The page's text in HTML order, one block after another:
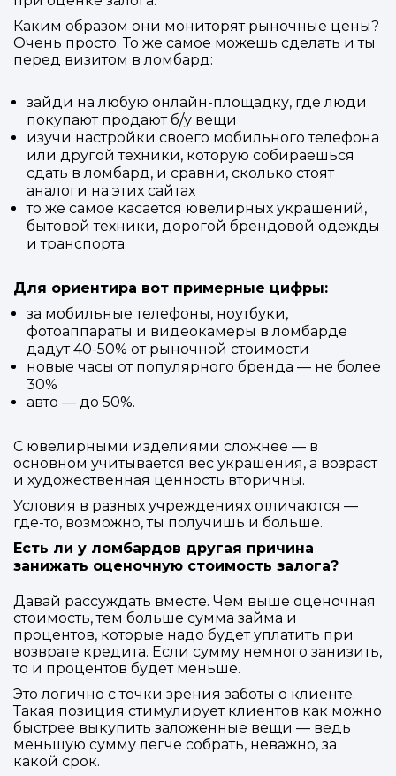
Каким образом они мониторят рыночные цены?
Очень просто. То же самое можешь сделать и ты
перед визитом в ломбард:
зайди на любую онлайн-площадку, где люди
покупают продают б/у вещи
изучи настройки своего мобильного телефона
или другой техники, которую собираешься
сдать в ломбард, и сравни, сколько стоят
аналоги на этих сайтах
то же самое касается ювелирных украшений,
бытовой техники, дорогой брендовой одежды
и транспорта.
Для ориентира вот примерные цифры:
за мобильные телефоны, ноутбуки,
фотоаппараты и видеокамеры в ломбарде
дадут 40-50% от рыночной стоимости
новые часы от популярного бренда — не более
30%
авто — до 50%.
С ювелирными изделиями сложнее — в
основном учитывается вес украшения, а возраст
и художественная ценность вторичны.
Условия в разных учреждениях отличаются —
где-то, возможно, ты получишь и больше.
Есть ли у ломбардов другая причина
занижать оценочную стоимость залога?
Давай рассуждать вместе. Чем выше оценочная
стоимость, тем больше сумма займа и
процентов, которые надо будет уплатить при
возврате кредита. Если сумму немного занизить,
то и процентов будет меньше.
Это логично с точки зрения заботы о клиенте.
Такая позиция стимулирует клиентов как можно
быстрее выкупить заложенные вещи — ведь
меньшую сумму легче собрать, неважно, за
какой срок.